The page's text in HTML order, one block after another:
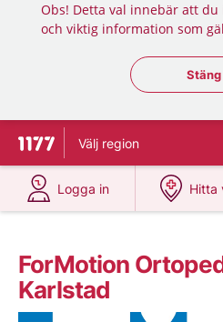
Obs! Detta val innebär att
och viktig information som
Stäng
Stäng
Till startsidan för 1177
Välj region
Logga in
på 1177.se
Hitta
på
ForMotion
Karlstad